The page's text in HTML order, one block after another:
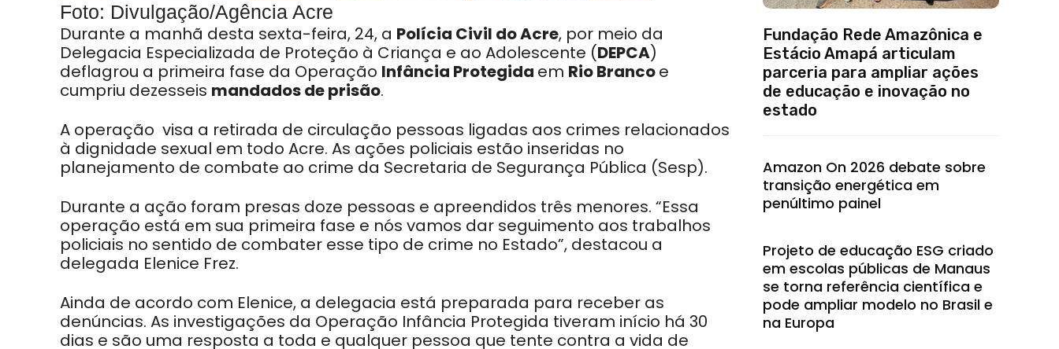
Foto: Divulgação/Agência Acre
Durante a manhã desta sexta-feira, 24, a Polícia Civil do Acre, por meio da
Delegacia Especializada de Proteção à Criança e ao Adolescente (DEPCA)
deflagrou a primeira fase da Operação Infância Protegida em RioBrancoe
cumpriu dezesseis mandados de prisão.
A operação visa a retirada de circulação pessoas ligadas aos crimes relacionados
à dignidade sexual em todo Acre. As ações policiais estão inseridas no
planejamento de combate ao crime da Secretaria de Segurança Pública (Sesp).
Durante a ação foram presas doze pessoas e apreendidos três menores. “Essa
operação está em sua primeira fase e nós vamos dar seguimento aos trabalhos
policiais no sentido de combater esse tipo de crime no Estado”, destacou a
delegada Elenice Frez.
Ainda de acordo com Elenice, a delegacia está preparada para receber as
denúncias. As investigações da Operação Infância Protegida tiveram início há 30
dias e são uma resposta a toda e qualquer pessoa que tente contra a vida de
Fundação Rede Amazônica e
Estácio Amapá articulam
parceria para ampliar ações
de educação e inovação no
estado
Amazon On 2026 debate sobre
transição energética em
penúltimo painel
Projeto de educação ESG criado
em escolas públicas de Manaus
se torna referência científica e
pode ampliar modelo no Brasil e
na Europa